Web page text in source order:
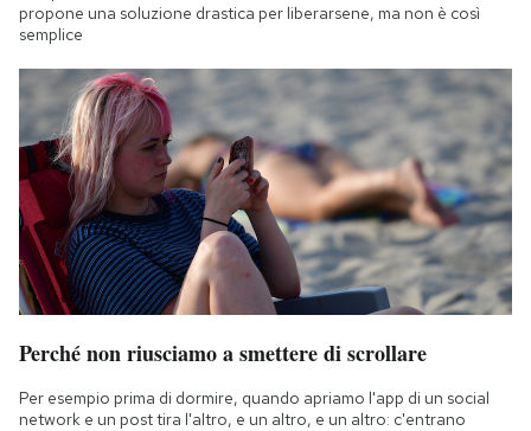
propone una soluzione drastica per liberarsene, ma non è così
semplice
Perché non riusciamo a smettere di scrollare
Per esempio prima di dormire, quando apriamo l'app di un social
network e un post tira l'altro, e un altro, e un altro: c'entrano